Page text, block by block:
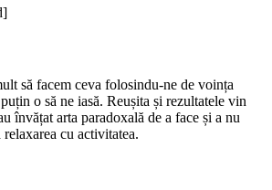
să facem ceva folosindu-ne de voința
o să ne iasă. Reușita și rezultatele vin
învățat arta paradoxală de a face și a nu
cu activitatea.